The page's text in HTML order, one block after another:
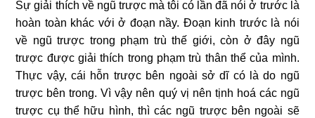
Sự giải thích về ngũ trược mà tôi có lần đã nói ở trước là
hoàn toàn khác với ở đoạn nầy. Đoạn kinh trước là nói
về ngũ trược trong phạm trù thế giới, còn ở đây ngũ
trược được giải thích trong phạm trù thân thể của mình.
Thực vậy, cái hỗn trược bên ngoài sở dĩ có là do ngũ
trược bên trong. Vì vậy nên quý vị nên tịnh hoá các ngũ
trược cụ thể hữu hình, thì các ngũ trược bên ngoài sẽ